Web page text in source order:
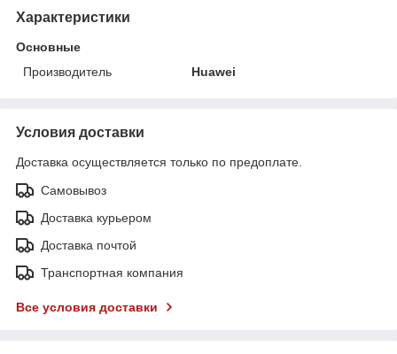
Характеристики
Основные
Производитель
Huawei
Условия доставки
Доставка осуществляется только по предоплате.
Самовывоз
Доставка курьером
Доставка почтой
Транспортная компания
Все условия доставки